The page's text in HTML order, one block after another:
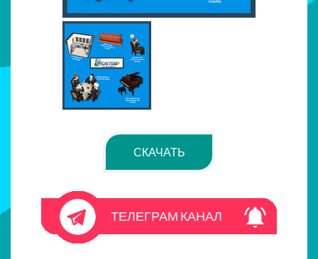
СКАЧАТЬ
ТЕЛЕГРАМ КАНАЛ